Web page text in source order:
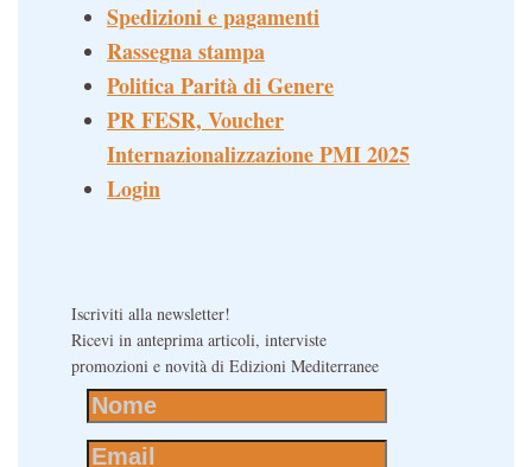
Spedizioni e pagamenti
Rassegna stampa
Politica Parità di Genere
PR FESR, Voucher
Internazionalizzazione PMI 2025
Login
Iscriviti alla newsletter!
Ricevi in anteprima articoli, interviste
promozioni e novità di Edizioni Mediterranee